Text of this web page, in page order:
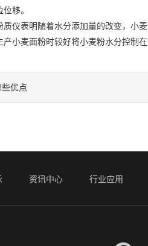
移。
表明随着水分添加量的改变，小麦
小麦面粉时较好将小麦粉水分控制在
优点
资讯中心 行业应用